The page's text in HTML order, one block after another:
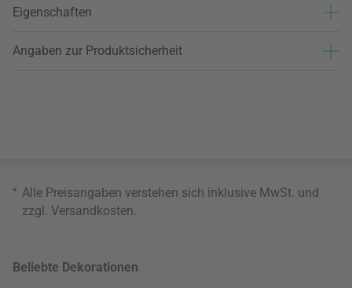
Eigenschaften
Angaben zur Produktsicherheit
* Alle Preisangaben verstehen sich inklusive MwSt. und
zzgl. Versandkosten
Beliebte Dekorationen